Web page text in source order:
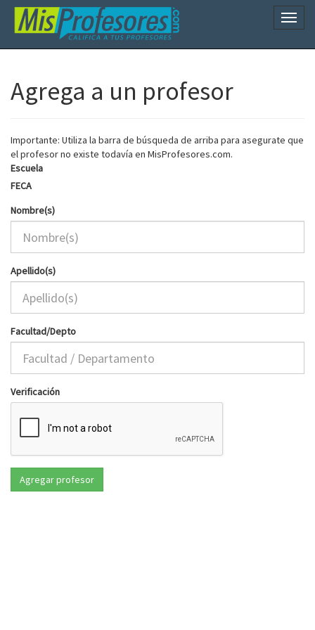
Agrega a un profesor
Importante: Utiliza la barra de búsqueda de arriba para asegurate que
el profesor no existe todavía en MisProfesores.com.
Escuela
FECA
Nombre(s)
Apellido(s)
Facultad/Depto
Verificación